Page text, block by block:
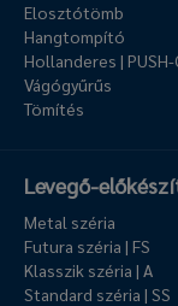
Elosztótömb
Hangtompító
Hollanderes | PUSH-
Vágógyűrűs
Tömítés
Levegő-
Metal széria
Futura széria | FS
Klasszik széria | A
Standard széria | SS